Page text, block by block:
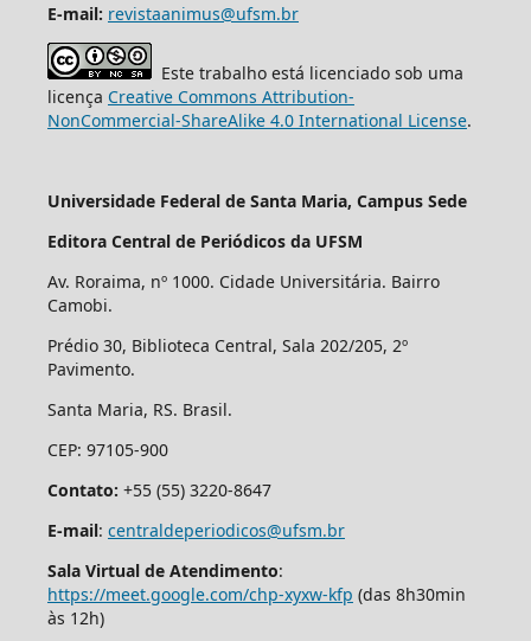
E-mail: revistaanimus@ufsm.br
Este trabalho está licenciado sob uma
licença Creative Commons Attribution-
NonCommercial-ShareAlike 4.0 International License.
Universidade Federal de Santa Maria, Campus Sede
Editora Central de Periódicos da UFSM
Av. Roraima, nº 1000. Cidade Universitária. Bairro
Camobi.
Prédio 30, Biblioteca Central, Sala 202/205, 2º
Pavimento.
Santa Maria, RS. Brasil.
CEP: 97105-900
Contato: +55 (55) 3220-8647
E-mail: centraldeperiodicos@ufsm.br
Sala Virtual de Atendimento:
https://meet.google.com/chp-xyxw-kfp (das 8h30min
às 12h)